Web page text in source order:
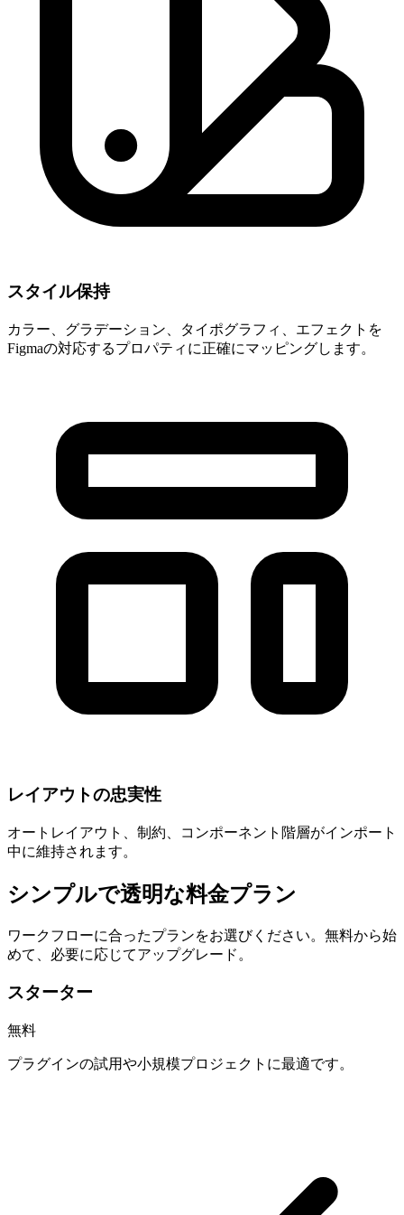
スタイル保持
カラー、グラデーション、タイポグラフィ、エフェクトを
Figmaの対応するプロパティに正確にマッピングします。
レイアウトの忠実性
オートレイアウト、制約、コンポーネント階層がインポート
中に維持されます。
シンプルで透明な料金プラン
ワークフローに合ったプランをお選びください。無料から始
めて、必要に応じてアップグレード。
スターター
無料
プラグインの試用や小規模プロジェクトに最適です。